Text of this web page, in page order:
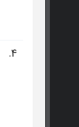
4.